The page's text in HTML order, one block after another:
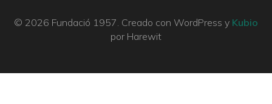
© 2026 Fundació 1957. Creado con WordPress y Kubio
por Harewit